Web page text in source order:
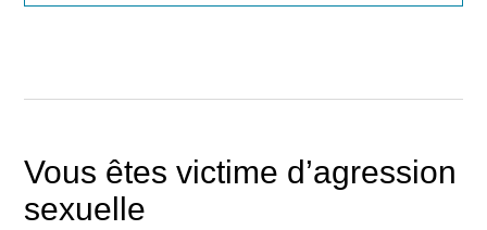
Vous êtes victime d’agression
sexuelle